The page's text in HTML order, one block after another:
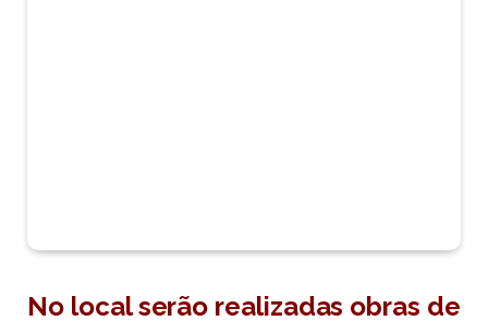
No local serão realizadas obras de